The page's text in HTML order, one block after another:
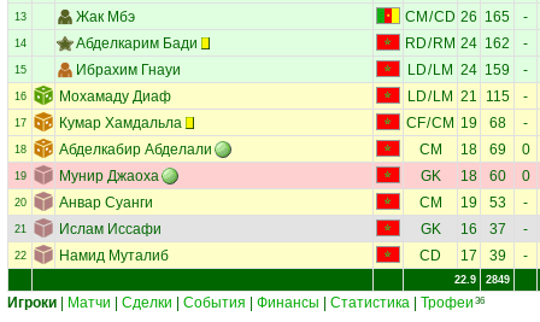
13 Жак Мбэ CM /CD 26 165 -
14 Абделкарим Бади RD/ RM 24 162 -
15 Ибрахим Гнауи LD/ LM 24 159 -
16 Мохамаду Диаф LD/ LM 21 115 -
17 Кумар Хамдальла CF/CM 19 68 -
18 Абделкабир Абделали CM 18 69 0
19 Мунир Джаоха GK 18 60 0
20 Анвар Суанги CM 19 53 -
21 Ислам Иссафи GK 16 37 -
22 Намид Муталиб CD 17 39 -
22.9 2849
Игроки Матчи Сделки События Финансы Статистика Трофеи 36